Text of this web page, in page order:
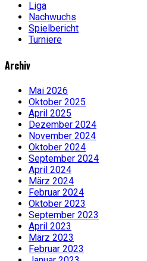
Liga
Nachwuchs
Spielbericht
Turniere
Archiv
Mai 2026
Oktober 2025
April 2025
Dezember 2024
November 2024
Oktober 2024
September 2024
April 2024
März 2024
Februar 2024
Oktober 2023
September 2023
April 2023
März 2023
Februar 2023